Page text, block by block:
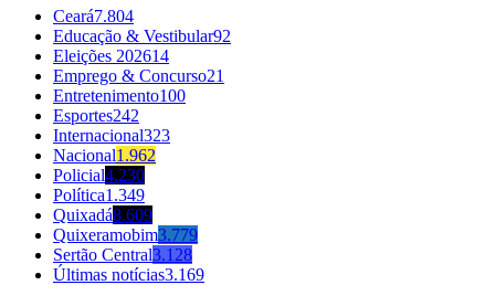
Ceará7.804
Educação & Vestibular92
Eleições 202614
Emprego & Concurso21
Entretenimento100
Esportes242
Internacional323
Nacional1.962
Policial4.230
Política1.349
Quixadá8.609
Quixeramobim3.779
Sertão Central3.128
Últimas notícias3.169